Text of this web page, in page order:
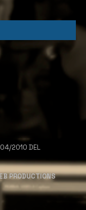
2010 DEL
PRODUCTIONS